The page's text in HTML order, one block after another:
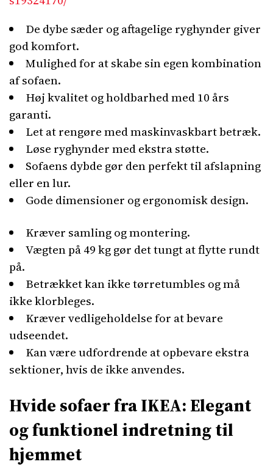
De dybe sæder og aftagelige ryghynder giver
god komfort.
Mulighed for at skabe sin egen kombination
af sofaen.
Høj kvalitet og holdbarhed med 10 års
garanti.
Let at rengøre med maskinvaskbart betræk.
Løse ryghynder med ekstra støtte.
Sofaens dybde gør den perfekt til afslapning
eller en lur.
Gode dimensioner og ergonomisk design.
Kræver samling og montering.
Vægten på 49 kg gør det tungt at flytte rundt
på.
Betrækket kan ikke tørretumbles og må
ikke klorbleges.
Kræver vedligeholdelse for at bevare
udseendet.
Kan være udfordrende at opbevare ekstra
sektioner, hvis de ikke anvendes.
Hvide sofaer fra IKEA: Elegant
og funktionel indretning til
hjemmet